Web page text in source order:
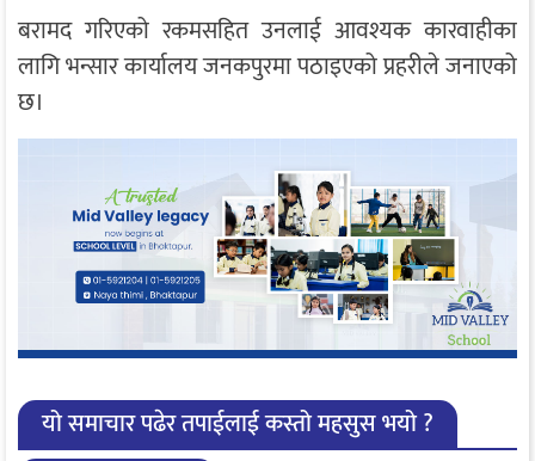
बरामद गरिएको रकमसहित उनलाई आवश्यक कारवाहीका
लागि भन्सार कार्यालय जनकपुरमा पठाइएको प्रहरीले जनाएको
छ।
यो समाचार पढेर तपाईलाई कस्तो महसुस भयो ?